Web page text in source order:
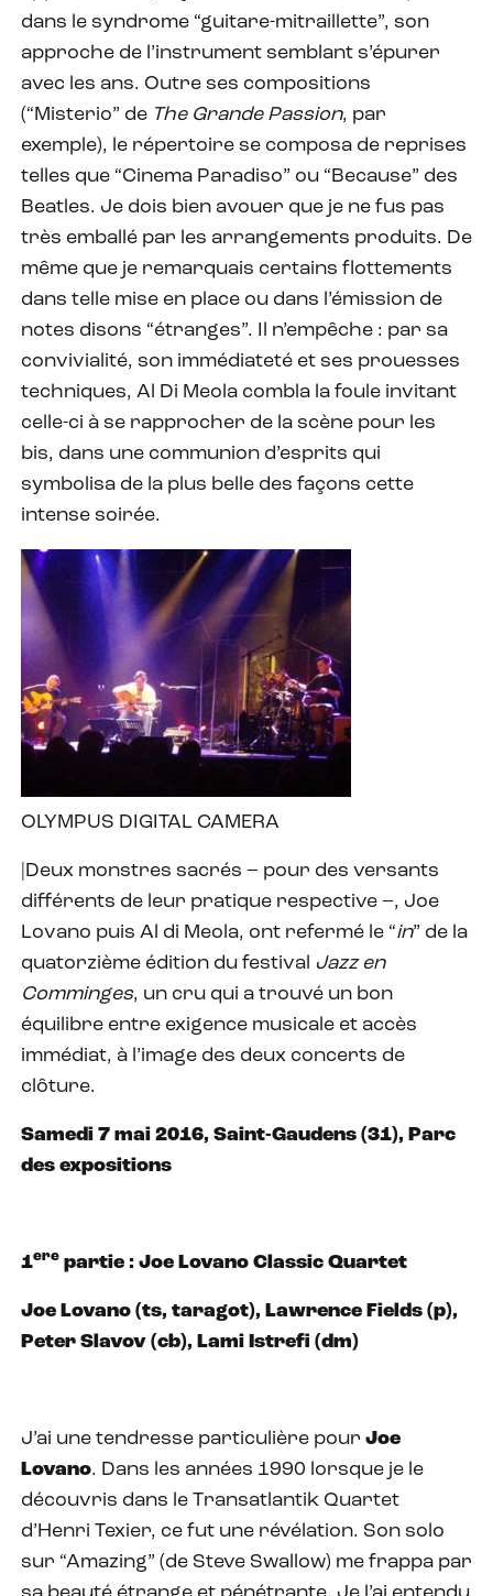
dans le syndrome “guitare-mitraillette”, son
approche de l’instrument semblant s’épurer
avec les ans. Outre ses compositions
(“Misterio” de The Grande Passion, par
exemple), le répertoire se composa de reprises
telles que “Cinema Paradiso” ou “Because” des
Beatles. Je dois bien avouer que je ne fus pas
très emballé par les arrangements produits. De
même que je remarquais certains flottements
dans telle mise en place ou dans l’émission de
notes disons “étranges”. Il n’empêche : par sa
convivialité, son immédiateté et ses prouesses
techniques, Al Di Meola combla la foule invitant
celle-ci à se rapprocher de la scène pour les
bis, dans une communion d’esprits qui
symbolisa de la plus belle des façons cette
intense soirée.
OLYMPUS DIGITAL CAMERA
|Deux monstres sacrés – pour des versants
différents de leur pratique respective –, Joe
Lovano puis Al di Meola, ont refermé le “in” de la
quatorzième édition du festival Jazz en
Comminges, un cru qui a trouvé un bon
équilibre entre exigence musicale et accès
immédiat, à l’image des deux concerts de
clôture.
Samedi 7 mai 2016, Saint-Gaudens (31), Parc
des expositions
1ere partie : Joe Lovano Classic Quartet
Joe Lovano (ts, taragot), Lawrence Fields (p),
Peter Slavov (cb), Lami Istrefi (dm)
J’ai une tendresse particulière pour Joe
Lovano. Dans les années 1990 lorsque je le
découvris dans le Transatlantik Quartet
d’Henri Texier, ce fut une révélation. Son solo
sur “Amazing” (de Steve Swallow) me frappa par